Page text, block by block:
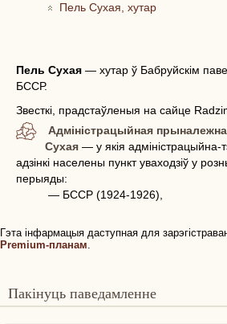
Пель Сухая, хутар
Пель Сухая — хутар ў Бабруйскім
БССР.
Звесткі, прадстаўленыя на сайце
Адміністрацыйная
Сухая — у якія
адзінкі населены пункт уваходзіў у
перыяды:
— БССР (1924-1926),
Гэта інфармацыя даступная для
Premium-планам.
Пакінуць паведамленне